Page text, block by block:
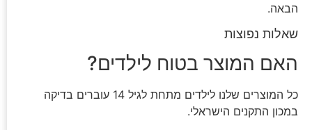
הבאה.
שאלות נפוצות
האם המוצר בטוח לילדים?
כל המוצרים שלנו לילדים מתחת לגיל 14 עוברים בדיקה
במכון התקנים הישראלי.